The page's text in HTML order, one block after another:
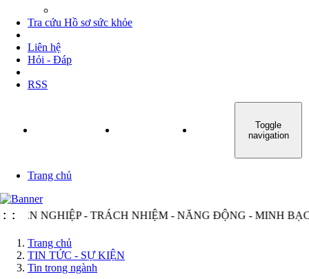
Tra cứu Hồ sơ sức khỏe
Liên hệ
Hỏi - Đáp
RSS
TIN TỨC - SỰ KIỆN
Toggle
navigation
Trang chủ
: : NGHIỆP - TRÁCH NHIỆM - NĂNG ĐỘNG - MINH BẠCH -
Trang chủ
TIN TỨC - SỰ KIỆN
Tin trong ngành